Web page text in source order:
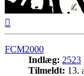
FCM2000
Indlæg: 2523
Tilmeldt: 13.